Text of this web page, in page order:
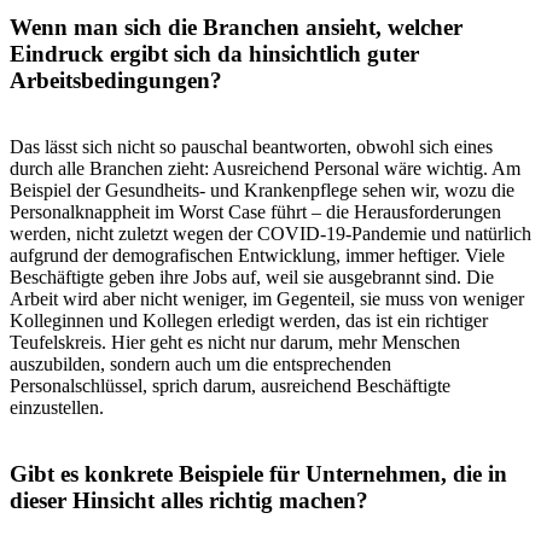
Wenn man sich die Branchen ansieht, welcher
Eindruck ergibt sich da hinsichtlich guter
Arbeitsbedingungen?
Das lässt sich nicht so pauschal beantworten, obwohl sich eines
durch alle Branchen zieht: Ausreichend Personal wäre wichtig. Am
Beispiel der Gesundheits- und Krankenpflege sehen wir, wozu die
Personalknappheit im Worst Case führt – die Herausforderungen
werden, nicht zuletzt wegen der COVID-19-Pandemie und natürlich
aufgrund der demografischen Entwicklung, immer heftiger. Viele
Beschäftigte geben ihre Jobs auf, weil sie ausgebrannt sind. Die
Arbeit wird aber nicht weniger, im Gegenteil, sie muss von weniger
Kolleginnen und Kollegen erledigt werden, das ist ein richtiger
Teufelskreis. Hier geht es nicht nur darum, mehr Menschen
auszubilden, sondern auch um die entsprechenden
Personalschlüssel, sprich darum, ausreichend Beschäftigte
einzustellen.
Gibt es konkrete Beispiele für Unternehmen, die in
dieser Hinsicht alles richtig machen?